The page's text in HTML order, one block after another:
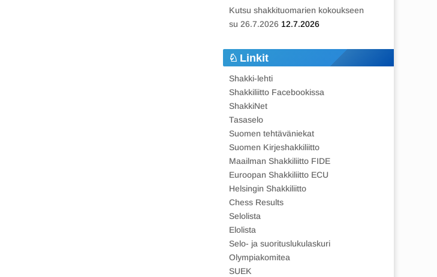
Kutsu shakkituomarien kokoukseen
su 26.7.2026 12.7.2026
Linkit
Shakki-lehti
Shakkiliitto Facebookissa
ShakkiNet
Tasaselo
Suomen tehtäväniekat
Suomen Kirjeshakkiliitto
Maailman Shakkiliitto FIDE
Euroopan Shakkiliitto ECU
Helsingin Shakkiliitto
Chess Results
Selolista
Elolista
Selo- ja suorituslukulaskuri
Olympiakomitea
SUEK